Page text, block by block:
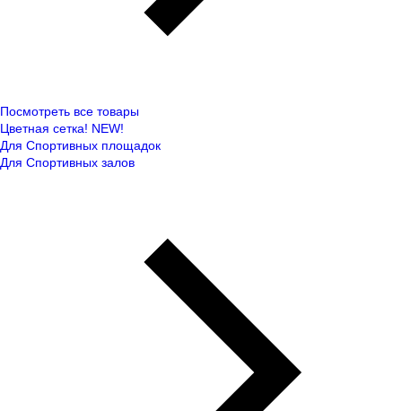
Посмотреть все товары
Цветная сетка! NEW!
Для Спортивных площадок
Для Спортивных залов